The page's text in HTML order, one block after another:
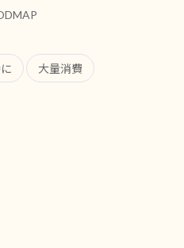
大量消費